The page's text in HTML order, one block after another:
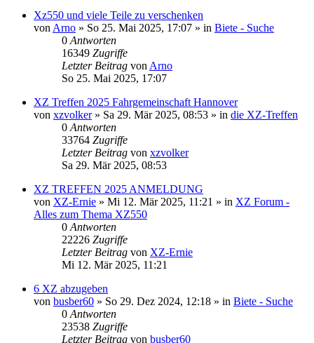
Xz550 und viele Teile zu verschenken
von Arno » So 25. Mai 2025, 17:07 » in Biete - Suche
0 Antworten
16349 Zugriffe
Letzter Beitrag von Arno
So 25. Mai 2025, 17:07
XZ Treffen 2025 Fahrgemeinschaft Hannover
von xzvolker» Sa 29. Mär 2025, 08:53 » in die XZ-Treffen
0 Antworten
33764 Zugriffe
Letzter Beitrag von xzvolker
Sa 29. Mär 2025, 08:53
XZ TREFFEN 2025 ANMELDUNG
von XZ-Ernie » Mi 12. Mär 2025, 11:21 » in XZ Forum -
Alles zum Thema XZ550
0 Antworten
22226 Zugriffe
Letzter Beitrag von XZ-Ernie
Mi 12. Mär 2025, 11:21
6 XZ abzugeben
von busber60 » So 29. Dez 2024, 12:18 » in Biete - Suche
0 Antworten
23538 Zugriffe
Letzter Beitrag von busber60